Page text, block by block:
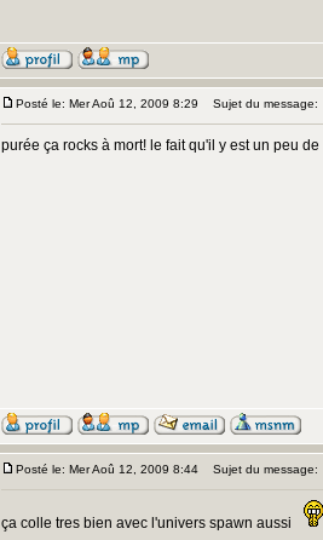
Posté le: Mer Aoû 12, 2009 8:29 Sujet du message:
purée ça rocks à mort! le fait qu'il y est un peu
Posté le: Mer Aoû 12, 2009 8:44 Sujet du message:
ça colle tres bien avec l'univers spawn aussi